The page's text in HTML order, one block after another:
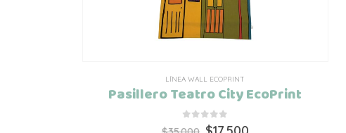
LÍNEA WALL ECOPRINT
Pasillero Teatro City EcoPrint
out of 5